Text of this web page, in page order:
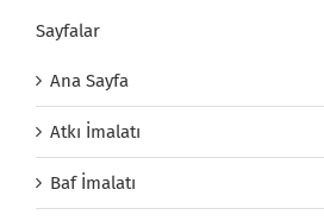
Sayfalar
Ana Sayfa
Atkı İmalatı
Baf İmalatı